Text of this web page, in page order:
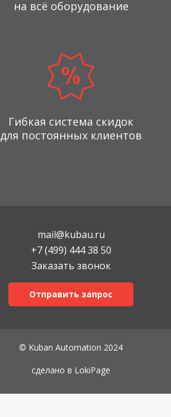
на всё оборудование
Гибкая система скидок
для постоянных клиентов
mail@kubau.ru
+7 (499) 444 38 50
Заказать звонок
Отправить запрос
© Kuban Automation 2024
сделано в LokiPage